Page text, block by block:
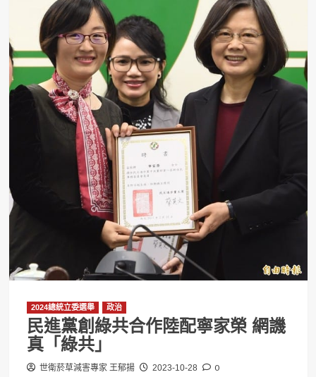
2024總統立委選舉 政治
民進黨創綠共合作陸配寧家榮 網譏
真「綠共」
世衛菸草減害專家 王郁揚 2023-10-28 0